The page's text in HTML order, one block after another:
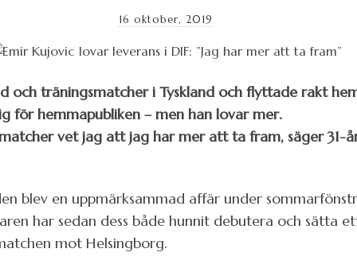
16 oktober, 2019
och träningsmatcher i Tyskland och flyttade rakt
för hemmapubliken – men han lovar mer.
vet jag att jag har mer att ta fram, säger 31-
blev en uppmärksammad affär under
har sedan dess både hunnit debutera och sätta
mot Helsingborg.